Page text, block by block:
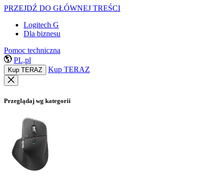
PRZEJDŹ DO GŁÓWNEJ TREŚCI
Logitech G
Dla biznesu
Pomoc techniczna
PL,pl
Kup TERAZ Kup TERAZ
Przeglądaj wg kategorii